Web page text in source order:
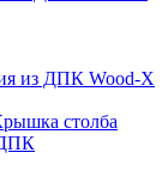
из ДПК Wood-X
столба